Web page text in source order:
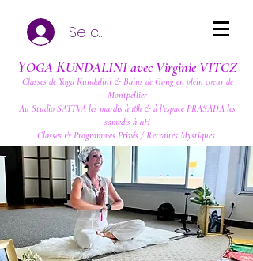
Se connecter
YOGA KUNDALINI avec Virginie VITCZ
Classes de Yoga Kundalini & Bains de Gong en plein coeur de
Montpellier
Au Studio SATTVA les mardis à 18h & à l'espace PRASADA les
samedis à 11H
Classes & Programmes Privés / Retraites Mystiques